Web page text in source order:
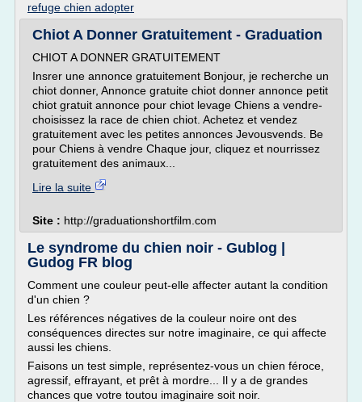
refuge chien adopter
Chiot A Donner Gratuitement - Graduation
CHIOT A DONNER GRATUITEMENT
Insrer une annonce gratuitement Bonjour, je recherche un
chiot donner, Annonce gratuite chiot donner annonce petit
chiot gratuit annonce pour chiot levage Chiens a vendre-
choisissez la race de chien chiot. Achetez et vendez
gratuitement avec les petites annonces Jevousvends. Be
pour Chiens à vendre Chaque jour, cliquez et nourrissez
gratuitement des animaux...
Lire la suite
Site : http://graduationshortfilm.com
Le syndrome du chien noir - Gublog |
Gudog FR blog
Comment une couleur peut-elle affecter autant la condition
d'un chien ?
Les références négatives de la couleur noire ont des
conséquences directes sur notre imaginaire, ce qui affecte
aussi les chiens.
Faisons un test simple, représentez-vous un chien féroce,
agressif, effrayant, et prêt à mordre... Il y a de grandes
chances que votre toutou imaginaire soit noir.